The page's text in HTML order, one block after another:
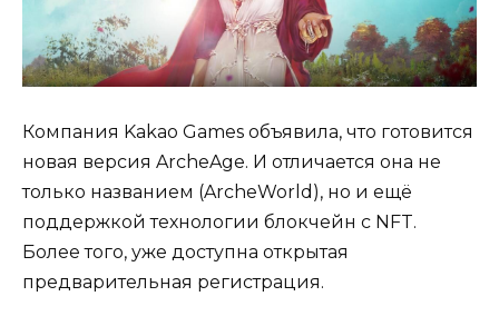
Компания Kakao Games объявила, что готовится
новая версия ArcheAge. И отличается она не
только названием (ArcheWorld), но и ещё
поддержкой технологии блокчейн с NFT.
Более того, уже доступна открытая
предварительная регистрация.